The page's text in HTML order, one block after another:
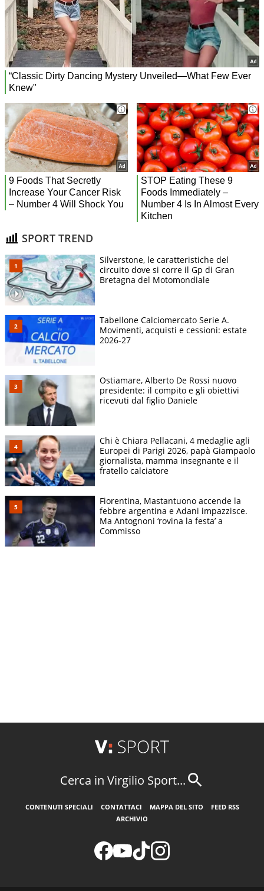
SPORT TREND
Silverstone, le caratteristiche del
circuito dove si corre il Gp di Gran
Bretagna del Motomondiale
Tabellone Calciomercato Serie A.
Movimenti, acquisti e cessioni: estate
2026-27
Ostiamare, Alberto De Rossi nuovo
presidente: il compito e gli obiettivi
ricevuti dal figlio Daniele
Chi è Chiara Pellacani, 4 medaglie agli
Europei di Parigi 2026, papà Giampaolo
giornalista, mamma insegnante e il
fratello calciatore
Fiorentina, Mastantuono accende la
febbre argentina e Adani impazzisce.
Ma Antognoni ‘rovina la festa’ a
Commisso
Cerca in Virgilio Sport...
CONTENUTI SPECIALI CONTATTACI MAPPA DEL SITO
FEED RSS
ARCHIVIO